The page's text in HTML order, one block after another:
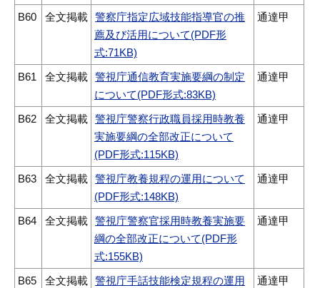
B60 全文掲載 警察庁指定広域技能指導官の推
薦及び活用について(PDF形
式:71KB)
通達甲
B61 全文掲載 警視庁通信教育実施要綱の制定
について(PDF形式:83KB)
通達甲
B62 全文掲載 警視庁警察行政職員採用時教養
実施要綱の全部改正について
(PDF形式:115KB)
通達甲
B63 全文掲載 警視庁教養規程の運用について
(PDF形式:148KB)
通達甲
B64 全文掲載 警視庁警察官採用時教養実施要
綱の全部改正について(PDF形
式:155KB)
通達甲
B65 全文掲載 警視庁手話技能検定規程の運用
通達甲